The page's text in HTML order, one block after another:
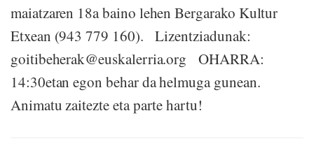
maiatzaren 18a baino lehen Bergarako Kultur
Etxean (943 779 160). Lizentziadunak:
goitibeherak@euskalerria.org OHARRA:
14:30etan egon behar da helmuga gunean.
Animatu zaitezte eta parte hartu!